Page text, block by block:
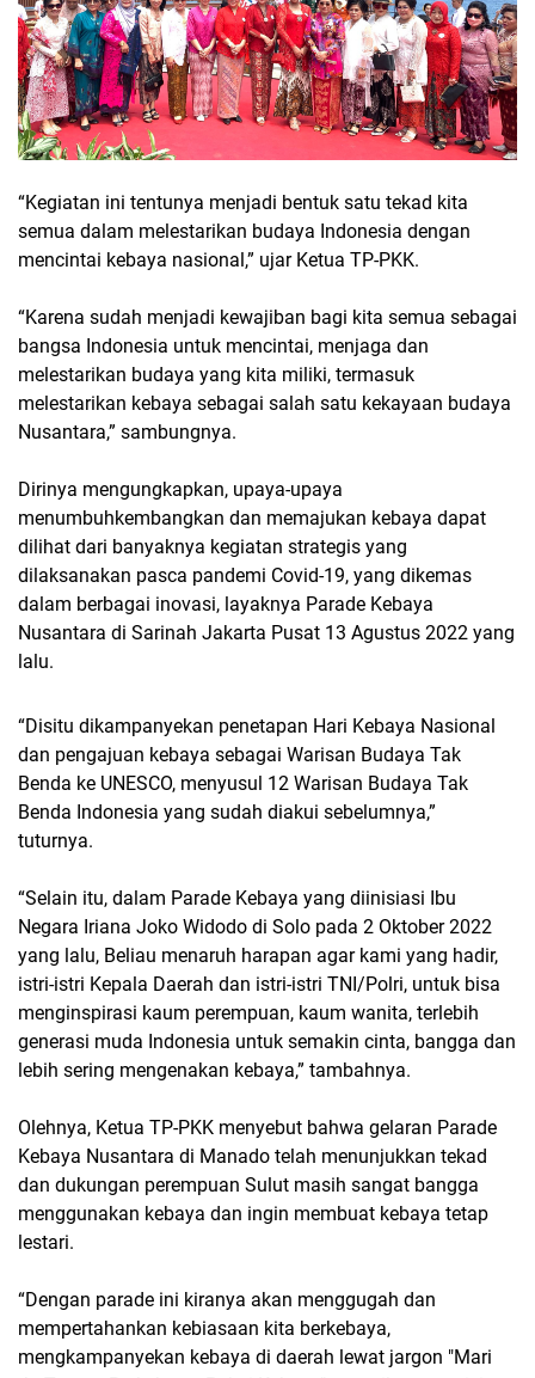
“Kegiatan ini tentunya menjadi bentuk satu tekad kita
semua dalam melestarikan budaya Indonesia dengan
mencintai kebaya nasional,” ujar Ketua TP-PKK.
“Karena sudah menjadi kewajiban bagi kita semua sebagai
bangsa Indonesia untuk mencintai, menjaga dan
melestarikan budaya yang kita miliki, termasuk
melestarikan kebaya sebagai salah satu kekayaan budaya
Nusantara,” sambungnya.
Dirinya mengungkapkan, upaya-upaya
menumbuhkembangkan dan memajukan kebaya dapat
dilihat dari banyaknya kegiatan strategis yang
dilaksanakan pasca pandemi Covid-19, yang dikemas
dalam berbagai inovasi, layaknya Parade Kebaya
Nusantara di Sarinah Jakarta Pusat 13 Agustus 2022 yang
lalu.
“Disitu dikampanyekan penetapan Hari Kebaya Nasional
dan pengajuan kebaya sebagai Warisan Budaya Tak
Benda ke UNESCO, menyusul 12 Warisan Budaya Tak
Benda Indonesia yang sudah diakui sebelumnya,”
tuturnya.
“Selain itu, dalam Parade Kebaya yang diinisiasi Ibu
Negara Iriana Joko Widodo di Solo pada 2 Oktober 2022
yang lalu, Beliau menaruh harapan agar kami yang hadir,
istri-istri Kepala Daerah dan istri-istri TNI/Polri, untuk bisa
menginspirasi kaum perempuan, kaum wanita, terlebih
generasi muda Indonesia untuk semakin cinta, bangga dan
lebih sering mengenakan kebaya,” tambahnya.
Olehnya, Ketua TP-PKK menyebut bahwa gelaran Parade
Kebaya Nusantara di Manado telah menunjukkan tekad
dan dukungan perempuan Sulut masih sangat bangga
menggunakan kebaya dan ingin membuat kebaya tetap
lestari.
“Dengan parade ini kiranya akan menggugah dan
mempertahankan kebiasaan kita berkebaya,
mengkampanyekan kebaya di daerah lewat jargon "Mari